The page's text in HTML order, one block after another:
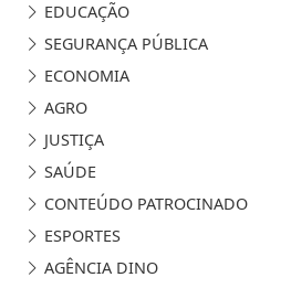
EDUCAÇÃO
SEGURANÇA PÚBLICA
ECONOMIA
AGRO
JUSTIÇA
SAÚDE
CONTEÚDO PATROCINADO
ESPORTES
AGÊNCIA DINO